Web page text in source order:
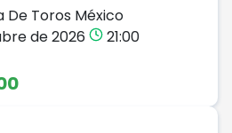
De Toros México
de 2026
21:00